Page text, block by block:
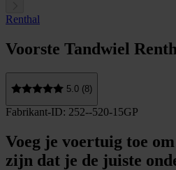
Renthal
Voorste Tandwiel
5.0 (8)
Fabrikant-ID: 252--520-15GP
Voeg je voertuig toe
zijn dat je de juiste